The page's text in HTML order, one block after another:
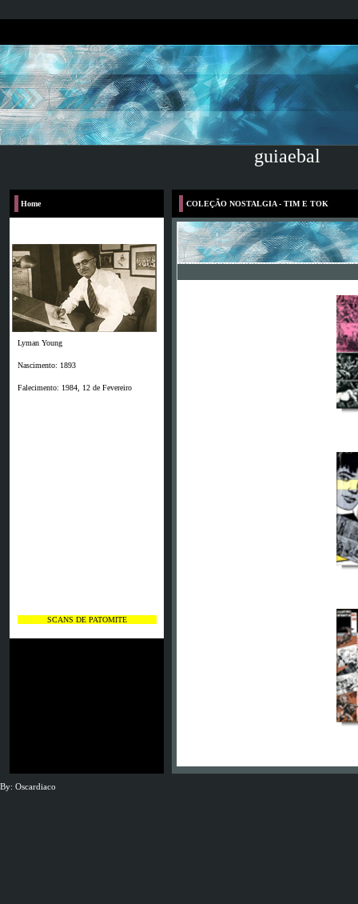
guiaebal
Home
Lyman Young
Nascimento: 1893
Falecimento: 1984, 12 de Fevereiro
SCANS DE PATOMITE
COLEÇÃO NOSTALGIA - TIM E TOK
By: Oscardiaco